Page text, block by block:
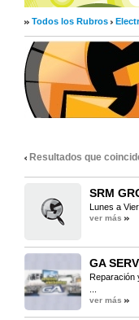
Todos los Rubros
Resultados que
SRM
Lunes a
ver más
GA
Reparación
ver más